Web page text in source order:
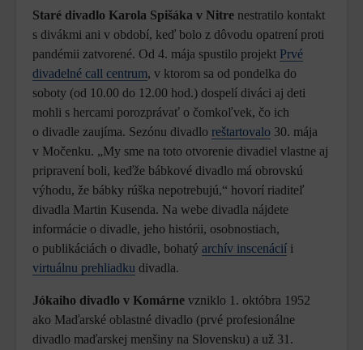
Staré divadlo Karola Spišáka v Nitre nestratilo kontakt
s divákmi ani v období, keď bolo z dôvodu opatrení proti
pandémii zatvorené. Od 4. mája spustilo projekt Prvé
divadelné call centrum, v ktorom sa od pondelka do
soboty (od 10.00 do 12.00 hod.) dospelí diváci aj deti
mohli s hercami porozprávať o čomkoľvek, čo ich
o divadle zaujíma. Sezónu divadlo reštartovalo 30. mája
v Močenku. „My sme na toto otvorenie divadiel vlastne aj
pripravení boli, keďže bábkové divadlo má obrovskú
výhodu, že bábky rúška nepotrebujú,“ hovorí riaditeľ
divadla Martin Kusenda. Na webe divadla nájdete
informácie o divadle, jeho histórii, osobnostiach,
o publikáciách o divadle, bohatý archív inscenácií i
virtuálnu prehliadku divadla.
Jókaiho divadlo v Komárne vzniklo 1. októbra 1952
ako Maďarské oblastné divadlo (prvé profesionálne
divadlo maďarskej menšiny na Slovensku) a už 31.